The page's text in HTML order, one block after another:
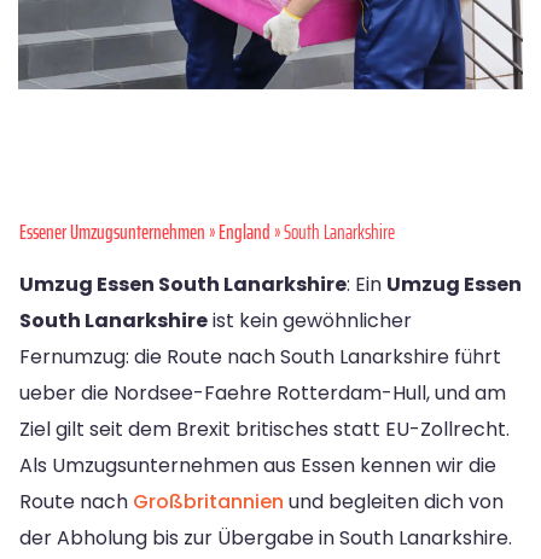
Essener Umzugsunternehmen»England» South Lanarkshire
Umzug Essen South Lanarkshire: Ein Umzug Essen
South Lanarkshireist kein gewöhnlicher
Fernumzug: die Route nach South Lanarkshire führt
ueber die Nordsee-Faehre Rotterdam-Hull, und am
Ziel gilt seit dem Brexit britisches statt EU-Zollrecht.
Als Umzugsunternehmen aus Essen kennen wir die
Route nach Großbritannien und begleiten dich von
der Abholung bis zur Übergabe in South Lanarkshire.